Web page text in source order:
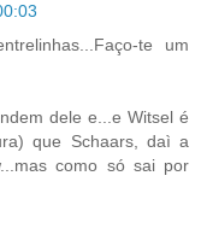
te um
dele e...e Witsel é
que Schaars, daì a
como só sai por